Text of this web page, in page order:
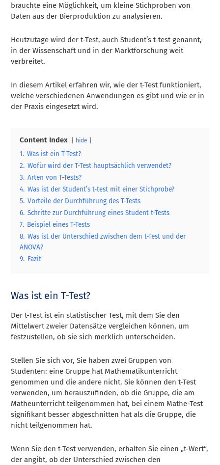
brauchte eine Möglichkeit, um kleine Stichproben von
Daten aus der Bierproduktion zu analysieren.
Heutzutage wird der t-Test, auch Student’s t-test genannt,
in der Wissenschaft und in der Marktforschung weit
verbreitet.
In diesem Artikel erfahren wir, wie der t-Test funktioniert,
welche verschiedenen Anwendungen es gibt und wie er in
der Praxis eingesetzt wird.
Content Index hide
1. Was ist ein T-Test?
2. Wofür wird der T-Test hauptsächlich verwendet?
3. Arten von T-Tests?
4. Was ist der Student’s t-test mit einer Stichprobe?
5. Vorteile der Durchführung des T-Tests
6. Schritte zur Durchführung eines Student t-Tests
7. Beispiel eines T-Tests
8. Was ist der Unterschied zwischen dem t-Test und der
ANOVA?
9. Fazit
Was ist ein T-Test?
Der t-Test ist ein statistischer Test, mit dem Sie den
Mittelwert zweier Datensätze vergleichen können, um
festzustellen, ob sie sich merklich unterscheiden.
Stellen Sie sich vor, Sie haben zwei Gruppen von
Studenten: eine Gruppe hat Mathematikunterricht
genommen und die andere nicht. Sie können den t-Test
verwenden, um herauszufinden, ob die Gruppe, die am
Matheunterricht teilgenommen hat, bei einem Mathe-Test
signifikant besser abgeschnitten hat als die Gruppe, die
nicht teilgenommen hat.
Wenn Sie den t-Test verwenden, erhalten Sie einen „t-Wert“,
der angibt, ob der Unterschied zwischen den